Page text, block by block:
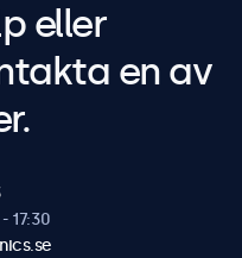
eller
en av
17:30